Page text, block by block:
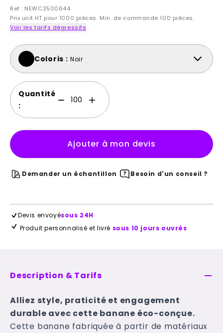
Ref : NEWC2500644
Prix unit.HT pour 1000 pièces. Min. de commande 100 pièces.
Voir les tarifs dégressifs
Coloris : Noir
Quantité
:
Ajouter à mon devis
Demander un échantillon Besoin d'un conseil ?
Devis envoyésous 24H
Produit personnalisé et livré sous 10 jours ouvrés
Description & Tarifs
Alliez style, praticité et engagement
durable avec cette banane éco-conçue.
Cette banane fabriquée à partir de matériaux